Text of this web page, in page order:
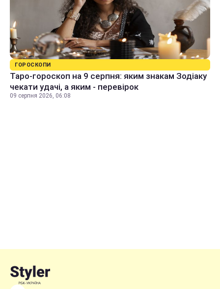
ГОРОСКОПИ
Таро-гороскоп на 9 серпня: яким знакам Зодіаку
чекати удачі, а яким - перевірок
09 серпня 2026, 06:08